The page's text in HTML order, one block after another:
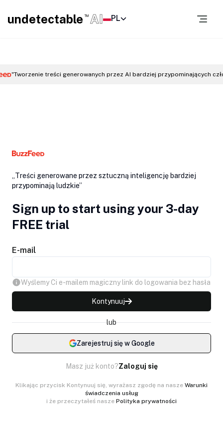
undetectable TM AI PL
"Tworzenie treści generowanych przez AI bardziej przypominających
„Treści generowane przez sztuczną inteligencję bardziej
przypominają ludzkie”
Sign up to start using your 3-day
FREE trial
E-mail
Wyślemy Ci e-mailem magiczny link do logowania bez hasła
Kontynuuj
lub
Zarejestruj się w Google
Masz już konto?Zaloguj się
Klikając przycisk Kontynuuj się, wyrażasz zgodę na nasze Warunki
świadczenia usług
i że przeczytałeś nasze Polityka prywatności